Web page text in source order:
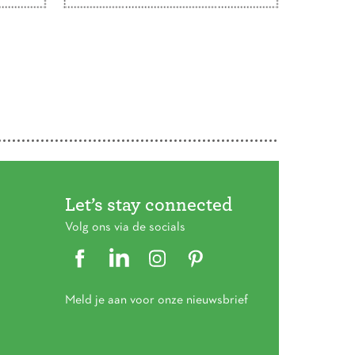
het voorjaar kreeg Gezinnig
Let’s stay connected
Volg ons via de socials
Meld je aan voor onze nieuwsbrief